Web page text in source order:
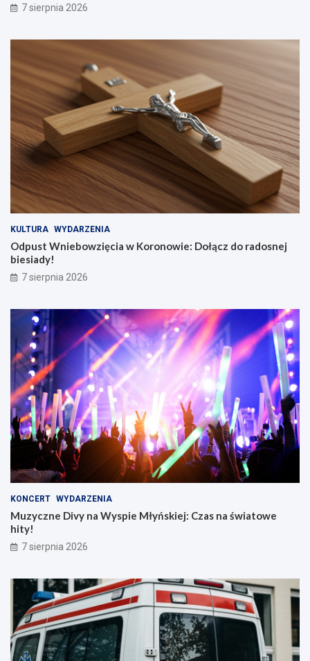
7 sierpnia 2026
KULTURA WYDARZENIA
Odpust Wniebowzięcia w Koronowie: Dołącz do radosnej
biesiady!
7 sierpnia 2026
KONCERT WYDARZENIA
Muzyczne Divy na Wyspie Młyńskiej: Czas na światowe
hity!
7 sierpnia 2026